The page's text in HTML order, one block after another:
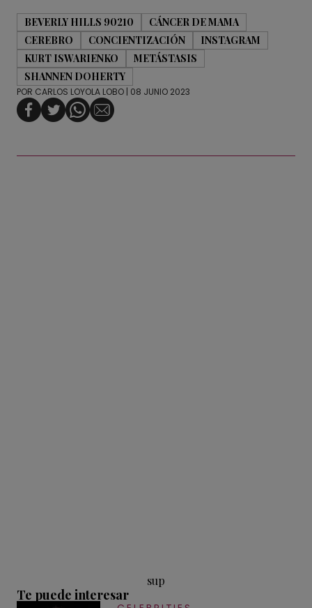
BEVERLY HILLS 90210
CÁNCER DE MAMA
CEREBRO
CONCIENTIZACIÓN
INSTAGRAM
KURT ISWARIENKO
METÁSTASIS
SHANNEN DOHERTY
POR CARLOS LOYOLA LOBO | 08 JUNIO 2023
sup
Te puede interesar